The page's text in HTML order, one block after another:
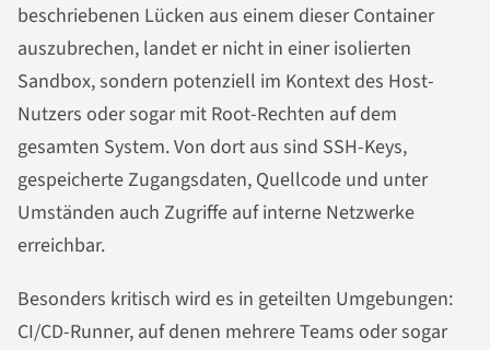
beschriebenen Lücken aus einem dieser Container
auszubrechen, landet er nicht in einer isolierten
Sandbox, sondern potenziell im Kontext des Host-
Nutzers oder sogar mit Root-Rechten auf dem
gesamten System. Von dort aus sind SSH-Keys,
gespeicherte Zugangsdaten, Quellcode und unter
Umständen auch Zugriffe auf interne Netzwerke
erreichbar.
Besonders kritisch wird es in geteilten Umgebungen:
CI/CD-Runner, auf denen mehrere Teams oder sogar